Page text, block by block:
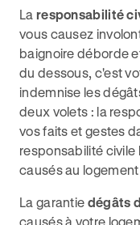
La responsabilité
vous causez
baignoire déborde
du dessous, c'est
indemnise les
deux volets : la
vos faits et gestes
responsabilité
causés au
La garantie dégâts
causés à votre